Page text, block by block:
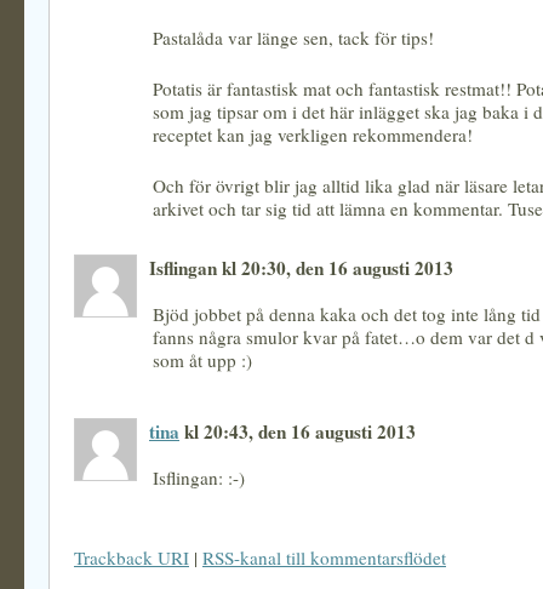
Pastalåda var länge sen, tack för tips!
Potatis är fantastisk mat och fantastisk restmat!!
som jag tipsar om i det här inlägget ska jag baka i
receptet kan jag verkligen rekommendera!
Och för övrigt blir jag alltid lika glad när läsare
arkivet och tar sig tid att lämna en kommentar.
Isflingan kl 20:30, den 16 augusti 2013
Bjöd jobbet på denna kaka och det tog inte lång
fanns några smulor kvar på fatet…o dem var det d
som åt upp :)
tina kl 20:43, den 16 augusti 2013
Isflingan: :-)
Trackback URI | RSS-kanal till kommentarsflödet